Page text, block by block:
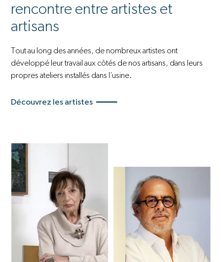
rencontre entre artistes et
artisans
Tout au long des années, de nombreux artistes ont
développé leur travail aux côtés de nos artisans, dans leurs
propres ateliers installés dans l’usine.
Découvrez les artistes